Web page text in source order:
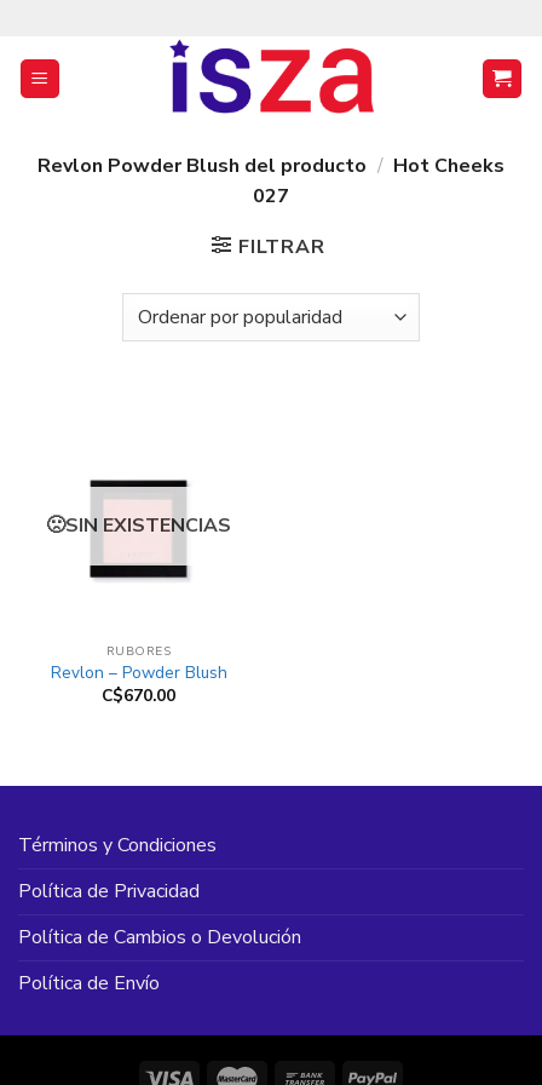
contenido
Revlon Powder Blush del producto / Hot Cheeks
027
FILTRAR
SIN EXISTENCIAS
RUBORES
Revlon – Powder Blush
C$670.00
Términos y Condiciones
Política de Privacidad
Política de Cambios o Devolución
Política de Envío